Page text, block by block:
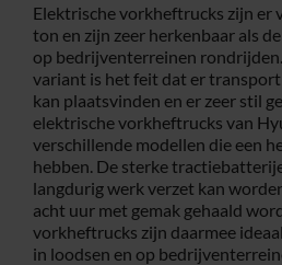
Elektrische vorkheftrucks zijn er
ton en zijn zeer herkenbaar als
op bedrijventerreinen
variant is het feit dat er
kan plaatsvinden en er zeer stil
elektrische vorkheftrucks van
verschillende modellen die een
hebben. De sterke
langdurig werk verzet kan
acht uur met gemak gehaald
vorkheftrucks zijn daarmee
in loodsen en op